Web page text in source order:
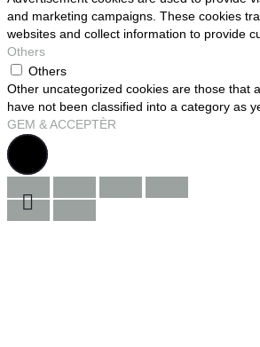
and marketing campaigns. These cookies
websites and collect information to provide
Others
Others
Other uncategorized cookies are those that
have not been classified into a category as
GEM & ACCEPTÈR